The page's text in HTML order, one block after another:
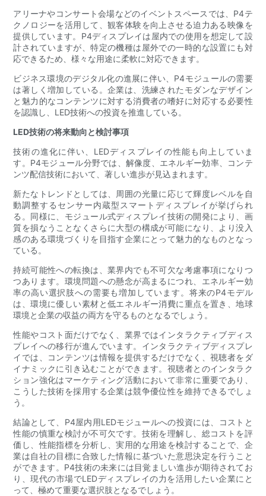
アリーナやコンサート会場などのイベントスペースでは、P4テ
クノロジーを活用して、観客体験を向上させる迫力ある映像を
提供しています。P4ディスプレイは屋内での使用を想定して設
計されていますが、特定の機種は屋外での一時的な設置にも対
応できるため、様々な用途に柔軟に対応できます。
ビジネス環境のデジタル化の進展に伴い、P4モジュールの需要
は著しく増加している。企業は、洗練されたモダンなデザイン
と魅力的なコンテンツに対する消費者の嗜好に対応する必要性
を認識し、LED技術への投資を推進している。
LED技術の将来動向と検討事項
技術の進化に伴い、LEDディスプレイの性能も向上していま
す。P4モジュール分野では、解像度、エネルギー効率、コンテ
ンツ配信技術において、著しい進歩が見込まれます。
新たなトレンドとしては、周囲の光量に応じて輝度レベルを自
動調整するセンサー内蔵型スマートディスプレイが挙げられ
る。同様に、モジュール式ディスプレイ技術の開発により、画
質を損なうことなくさらに大型の構成が可能になり、より没入
感のある環境づくりを目指す企業にとって魅力的なものとなっ
ている。
持続可能性への転換は、業界内でも不可欠な考慮事項になりつ
つあります。環境問題への懸念が高まるにつれ、エネルギー効
率の高い選択肢への需要も増加しています。将来のP4モデル
は、環境に優しい素材と低エネルギー消費に重点を置き、地球
環境と企業の収益の両方を守るものとなるでしょう。
性能やコスト面だけでなく、業界ではインタラクティブディス
プレイへの移行が進んでいます。インタラクティブディスプレ
イでは、コンテンツは情報を提供するだけでなく、視聴者をダ
イナミックに引き込むことができます。視聴者とのインタラク
ション強化はマーケティング活動において非常に重要であり、
こうした技術を採用する企業は競争優位性を維持できるでしょ
う。
結論として、P4屋内用LEDモジュールへの投資には、コストと
性能の慎重な検討が不可欠です。技術を理解し、総コストを評
価し、性能指標を分析し、実用的な用途を検討することで、企
業は自社の目標に合致した情報に基づいた意思決定を行うこと
ができます。P4技術の未来には目覚ましい進歩が期待されてお
り、現代の市場でLEDディスプレイの力を活用したい企業にと
って、極めて重要な選択肢となるでしょう。